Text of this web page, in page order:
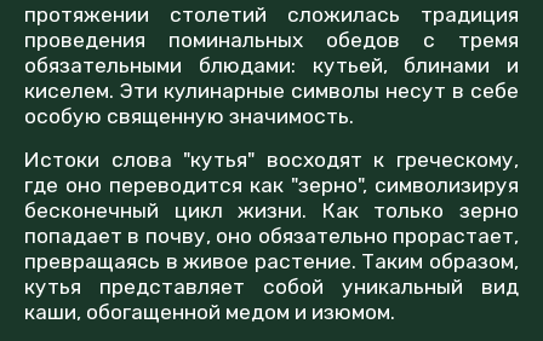
протяжении столетий сложилась традиция
проведения поминальных обедов с тремя
обязательными блюдами: кутьей, блинами и
киселем. Эти кулинарные символы несут в себе
особую священную значимость.
Истоки слова "кутья" восходят к греческому,
где оно переводится как "зерно", символизируя
бесконечный цикл жизни. Как только зерно
попадает в почву, оно обязательно прорастает,
превращаясь в живое растение. Таким образом,
кутья представляет собой уникальный вид
каши, обогащенной медом и изюмом.